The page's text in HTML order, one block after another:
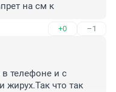
на см к
+0 –1
в телефоне и с
что так